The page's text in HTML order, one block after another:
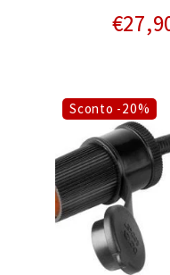
Sconto -20%